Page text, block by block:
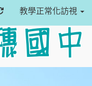
重新取得佈景設定
教學正常化訪視